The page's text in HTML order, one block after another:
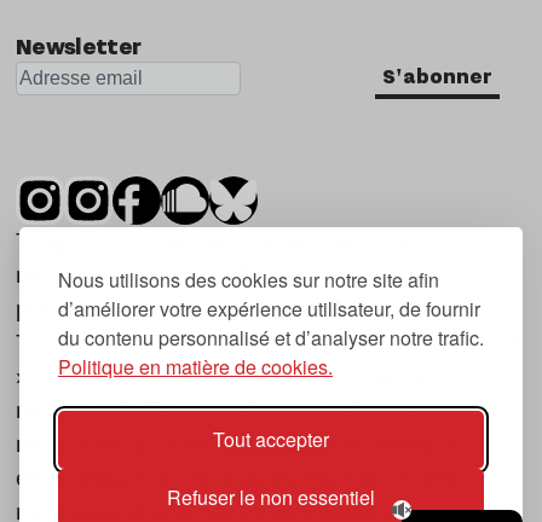
Nous utilisons des cookies sur notre site afin
d’améliorer votre expérience utilisateur, de fournir
du contenu personnalisé et d’analyser notre trafic.
Politique en matière de cookies.
Tout accepter
Refuser le non essentiel
Newsletter
S'abonner
Tsugi est un mensuel indépendant sur la
musique et les nouvelles tendances, dont la
première parution date de 2007.
Tsugi en japonais signifie « prochain », « suivant
», ce qui correspond à la thématique du
magazine, à l’affût des nouvelles tendances
musicales, qu’elles viennent de la musique
électronique, du rock ou du hip hop, et des
nouveaux phénomènes de société liés à la